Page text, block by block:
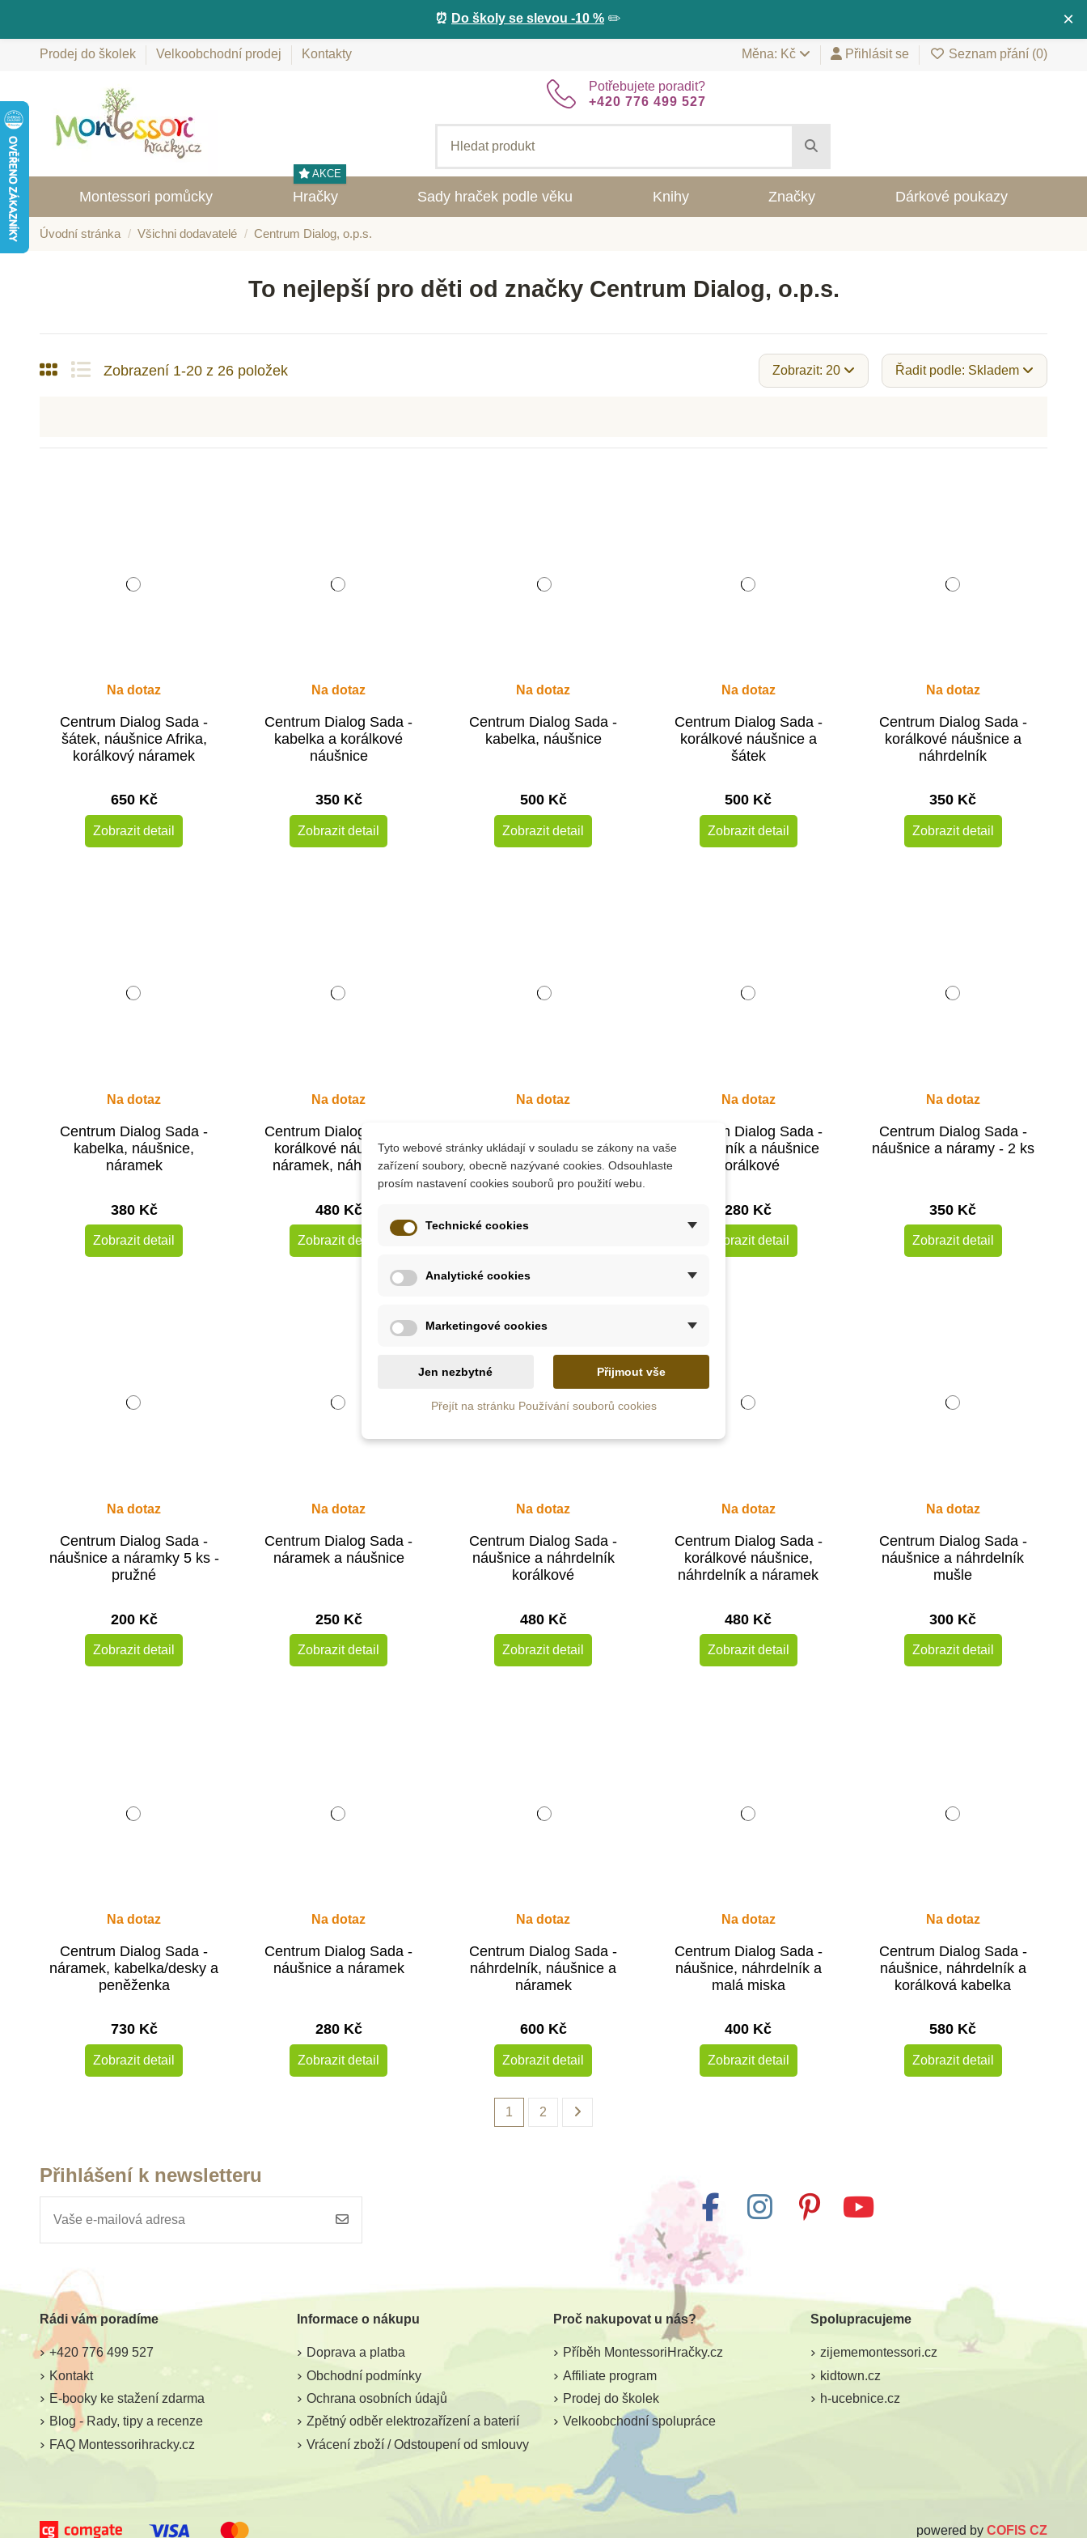
×
⏰ Do školy se slevou -10 % ✏️
Prodej do školek Velkoobchodní prodej Kontakty Měna: Kč Přihlásit se Seznam přání (0)
Potřebujete poradit?
+420 776 499 527
Montessori pomůcky Hračky
AKCE
Sady hraček podle věku Knihy Značky Dárkové poukazy
Úvodní stránka Všichni dodavatelé Centrum Dialog, o.p.s.
To nejlepší pro děti od značky Centrum Dialog, o.p.s.
Zobrazení 1-20 z 26 položek Zobrazit: 20 Řadit podle: Skladem
Na dotaz
Centrum Dialog Sada -
šátek, náušnice Afrika,
korálkový náramek
650 Kč
Zobrazit detail
Na dotaz
Centrum Dialog Sada -
kabelka a korálkové
náušnice
350 Kč
Zobrazit detail
Na dotaz
Centrum Dialog Sada -
kabelka, náušnice
500 Kč
Zobrazit detail
Na dotaz
Centrum Dialog Sada -
korálkové náušnice a
šátek
500 Kč
Zobrazit detail
Na dotaz
Centrum Dialog Sada -
korálkové náušnice a
náhrdelník
350 Kč
Zobrazit detail
Na dotaz
Centrum Dialog Sada -
kabelka, náušnice,
náramek
380 Kč
Zobrazit detail
Na dotaz
Centrum Dialog Sada -
korálkové náučnice,
náramek, náhrdelník
480 Kč
Zobrazit detail
Na dotaz
šátek a dřevěné náušnice
Na dotaz
Centrum Dialog Sada -
náhrdelník a náušnice
korálkové
280 Kč
Zobrazit detail
Na dotaz
Centrum Dialog Sada -
náušnice a náramy - 2 ks
350 Kč
Zobrazit detail
Na dotaz
Centrum Dialog Sada -
náušnice a náramky 5 ks -
pružné
200 Kč
Zobrazit detail
Na dotaz
Centrum Dialog Sada -
náramek a náušnice
250 Kč
Zobrazit detail
Na dotaz
Centrum Dialog Sada -
náušnice a náhrdelník
korálkové
480 Kč
Zobrazit detail
Na dotaz
Centrum Dialog Sada -
korálkové náušnice,
náhrdelník a náramek
480 Kč
Zobrazit detail
Na dotaz
Centrum Dialog Sada -
náušnice a náhrdelník
mušle
300 Kč
Zobrazit detail
Na dotaz
Centrum Dialog Sada -
náramek, kabelka/desky a
peněženka
730 Kč
Zobrazit detail
Na dotaz
Centrum Dialog Sada -
náušnice a náramek
280 Kč
Zobrazit detail
Na dotaz
Centrum Dialog Sada -
náhrdelník, náušnice a
náramek
600 Kč
Zobrazit detail
Na dotaz
Centrum Dialog Sada -
náušnice, náhrdelník a
malá miska
400 Kč
Zobrazit detail
Na dotaz
Centrum Dialog Sada -
náušnice, náhrdelník a
korálková kabelka
580 Kč
Zobrazit detail
1 2
Přihlášení k newsletteru
Rádi vám poradíme
+420 776 499 527
Kontakt
E-booky ke stažení zdarma
Blog - Rady, tipy a recenze
FAQ Montessorihracky.cz
Informace o nákupu
Doprava a platba
Obchodní podmínky
Ochrana osobních údajů
Zpětný odběr elektrozařízení a baterií
Vrácení zboží / Odstoupení od smlouvy
Proč nakupovat u nás?
Příběh MontessoriHračky.cz
Affiliate program
Prodej do školek
Velkoobchodní spolupráce
Spolupracujeme
zijememontessori.cz
kidtown.cz
h-ucebnice.cz
powered by COFIS CZ
Tyto webové stránky ukládají v souladu se zákony na vaše
zařízení soubory, obecně nazývané cookies. Odsouhlaste
prosím nastavení cookies souborů pro použití webu.
Technické cookies
Analytické cookies
Marketingové cookies
Jen nezbytné Přijmout vše
Přejít na stránku Používání souborů cookies